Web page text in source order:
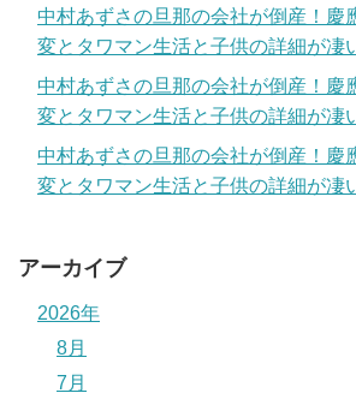
中村あずさの旦那の会社が倒産！慶
変とタワマン生活と子供の詳細が凄
中村あずさの旦那の会社が倒産！慶
変とタワマン生活と子供の詳細が凄
中村あずさの旦那の会社が倒産！慶
変とタワマン生活と子供の詳細が凄
アーカイブ
2026年
8月
7月